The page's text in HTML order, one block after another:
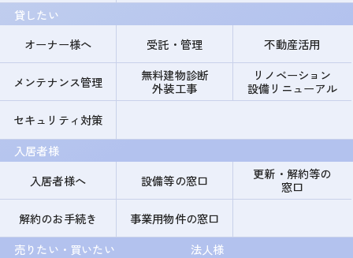
貸したい
オーナー様へ
受託・管理 不動産活用
メンテナンス管理
無料建物診断
外装工事
リノベーション
設備リニューアル
セキュリティ対策
入居者様
入居者様へ
設備等の窓口
更新・解約等の
窓口
解約のお手続き
事業用物件の窓口
売りたい・買いたい
法人様